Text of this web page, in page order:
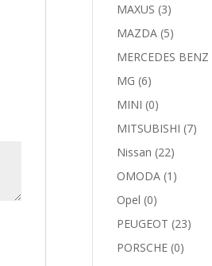
MAXUS (3)
MAZDA (5)
MERCEDES BENZ
MG (6)
MINI (0)
MITSUBISHI (7)
Nissan (22)
OMODA (1)
Opel (0)
PEUGEOT (23)
PORSCHE (0)